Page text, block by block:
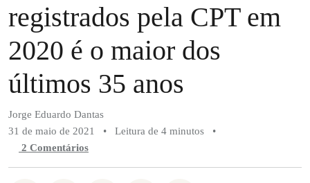
registrados pela CPT em
2020 é o maior dos
últimos 35 anos
Jorge Eduardo Dantas
31 de maio de 2021
• Leitura de 4 minutos
•
2 Comentários